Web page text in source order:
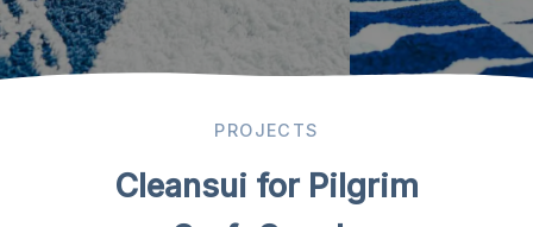
PROJECTS
Cleansui for Pilgrim